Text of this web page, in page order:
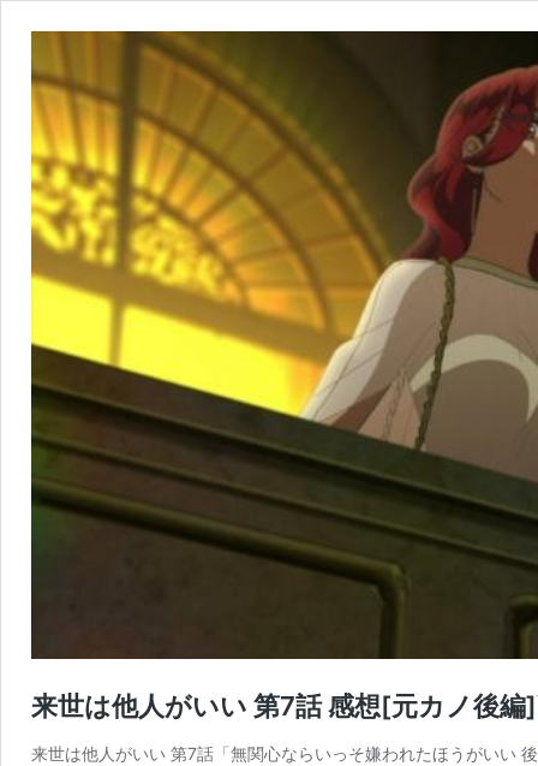
来世は他人がいい 第7話 感想[元カノ後
来世は他人がいい 第7話「無関心ならいっそ嫌われたほうがいい